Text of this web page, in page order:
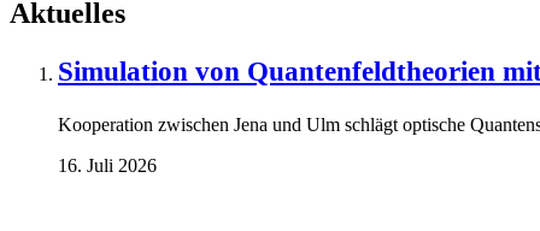
Aktuelles
Simulation von Quantenfeldtheorien
Kooperation zwischen Jena und Ulm schlägt optische
16. Juli 2026